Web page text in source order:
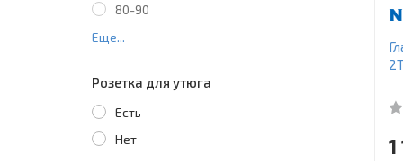
80-90
Еще...
Розетка для утюга
Есть
Нет